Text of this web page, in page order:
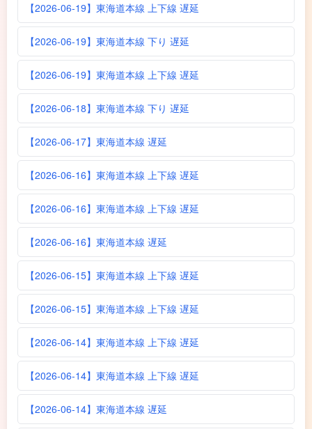
【2026-06-19】東海道本線 上下線 遅延
【2026-06-19】東海道本線 下り 遅延
【2026-06-19】東海道本線 上下線 遅延
【2026-06-18】東海道本線 下り 遅延
【2026-06-17】東海道本線 遅延
【2026-06-16】東海道本線 上下線 遅延
【2026-06-16】東海道本線 上下線 遅延
【2026-06-16】東海道本線 遅延
【2026-06-15】東海道本線 上下線 遅延
【2026-06-15】東海道本線 上下線 遅延
【2026-06-14】東海道本線 上下線 遅延
【2026-06-14】東海道本線 上下線 遅延
【2026-06-14】東海道本線 遅延